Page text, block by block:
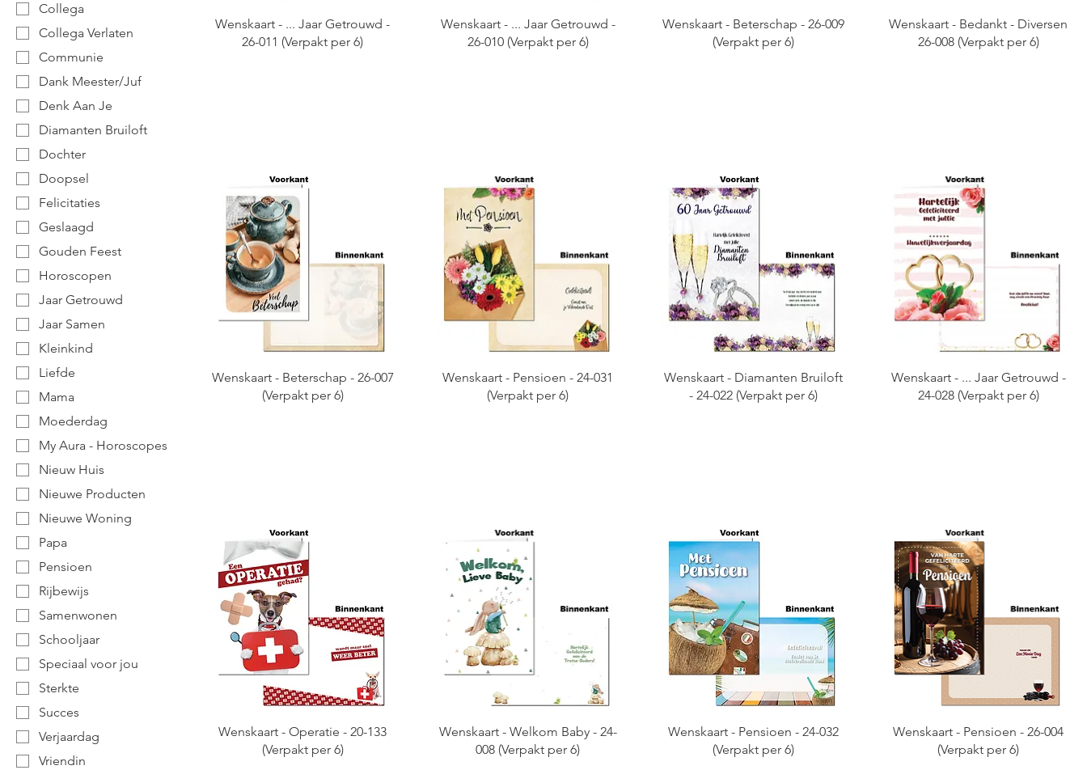
Collega
Collega Verlaten
Communie
Dank Meester/Juf
Denk Aan Je
Diamanten Bruiloft
Dochter
Doopsel
Felicitaties
Geslaagd
Gouden Feest
Horoscopen
Jaar Getrouwd
Jaar Samen
Kleinkind
Liefde
Mama
Moederdag
My Aura - Horoscopes
Nieuw Huis
Nieuwe Producten
Nieuwe Woning
Papa
Pensioen
Rijbewijs
Samenwonen
Schooljaar
Speciaal voor jou
Sterkte
Succes
Verjaardag
Vriendin
Wenskaart - ... Jaar Getrouwd -
26-011 (Verpakt per 6)
Wenskaart - ... Jaar Getrouwd -
26-010 (Verpakt per 6)
Wenskaart - Beterschap - 26-009
(Verpakt per 6)
Wenskaart - Bedankt - Diversen
26-008 (Verpakt per 6)
Wenskaart - Beterschap - 26-007
(Verpakt per 6)
Wenskaart - Pensioen - 24-031
(Verpakt per 6)
Wenskaart - Diamanten Bruiloft
- 24-022 (Verpakt per 6)
Wenskaart - ... Jaar Getrouwd -
24-028 (Verpakt per 6)
Wenskaart - Operatie - 20-133
(Verpakt per 6)
Wenskaart - Welkom Baby - 24-
008 (Verpakt per 6)
Wenskaart - Pensioen - 24-032
(Verpakt per 6)
Wenskaart - Pensioen - 26-004
(Verpakt per 6)